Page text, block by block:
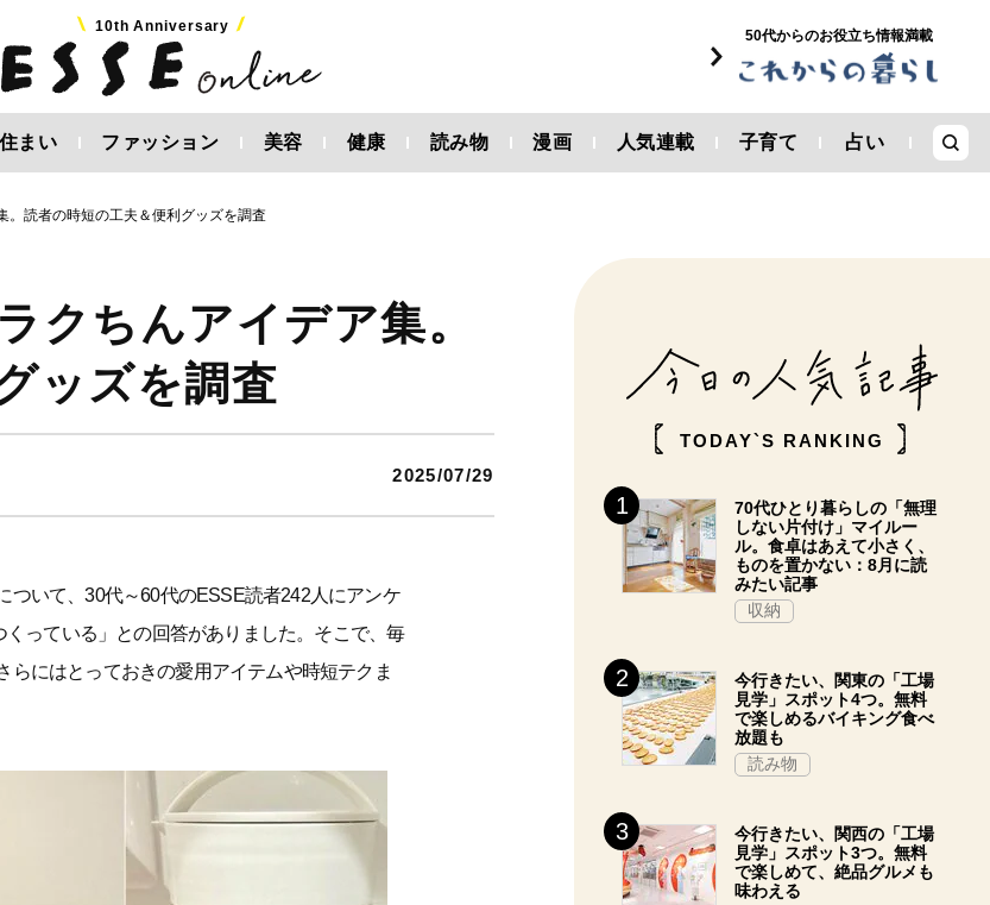
10th Anniversary
50代からのお役立ち情報満載
住まい ファッション 美容 健康 読み物 漫画 人気連載 子育て 占い
。読者の時短の工夫＆便利グッズを調査
クちんアイデア集。
ッズを調査
2025/07/29
いて、30代～60代のESSE読者242人にアンケ
っている」との回答がありました。そこで、毎
らにはとっておきの愛用アイテムや時短テクま
TODAY`S RANKING
70代ひとり暮らしの「無理
しない片付け」マイルー
ル。食卓はあえて小さく、
ものを置かない：8月に読
みたい記事
収納
今行きたい、関東の「工場
見学」スポット4つ。無料
で楽しめるバイキング食べ
放題も
読み物
今行きたい、関西の「工場
見学」スポット3つ。無料
で楽しめて、絶品グルメも
味わえる